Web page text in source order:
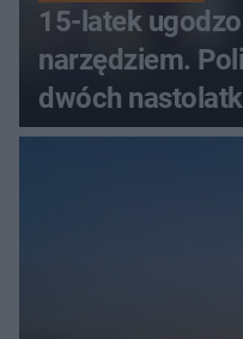
15-latek
narzędziem.
dwóch